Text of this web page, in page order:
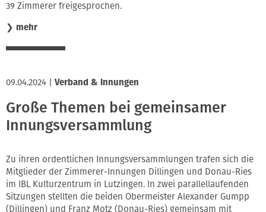
39 Zimmerer freigesprochen.
❯ mehr
09.04.2024 Verband & Innungen
Große Themen bei gemeinsamer
Innungsversammlung
Zu ihren ordentlichen Innungsversammlungen trafen sich die
Mitglieder der Zimmerer-Innungen Dillingen und Donau-Ries
im IBL Kulturzentrum in Lutzingen. In zwei parallellaufenden
Sitzungen stellten die beiden Obermeister Alexander Gumpp
(Dillingen) und Franz Motz (Donau-Ries) gemeinsam mit